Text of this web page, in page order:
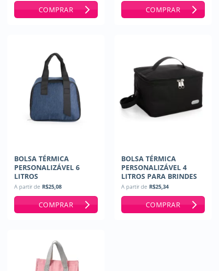
COMPRAR COMPRAR
BOLSA TÉRMICA
PERSONALIZÁVEL 6
LITROS
A partir de R$25,08
COMPRAR
BOLSA TÉRMICA
PERSONALIZÁVEL 4
LITROS PARA BRINDES
A partir de R$25,34
COMPRAR